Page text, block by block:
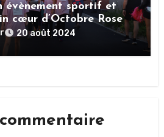
évènement sportif et
cœur d’Octobre Rose
20 août 2024